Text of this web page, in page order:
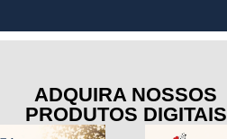
ADQUIRA NOSSOS
PRODUTOS DIGITAIS